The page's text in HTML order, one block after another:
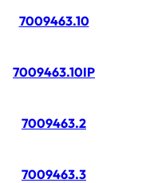
7009463.10
7009463.10IP
7009463.2
7009463.3